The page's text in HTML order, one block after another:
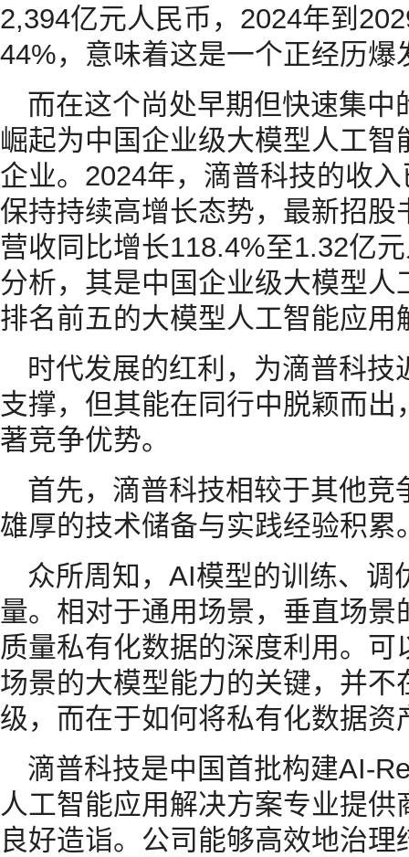
2,394亿元人民币，2024年到
44%，意味着这是一个正经历
而在这个尚处早期但快速集
崛起为中国企业级大模型人工
企业。2024年，滴普科技的收
保持持续高增长态势，最新招
营收同比增长118.4%至1.32亿
分析，其是中国企业级大模型
排名前五的大模型人工智能应用
时代发展的红利，为滴普科
支撑，但其能在同行中脱颖而
著竞争优势。
首先，滴普科技相较于其他
雄厚的技术储备与实践经验积累
众所周知，AI模型的训练、调
量。相对于通用场景，垂直场
质量私有化数据的深度利用。
场景的大模型能力的关键，并
级，而在于如何将私有化数据资
滴普科技是中国首批构建AI-
人工智能应用解决方案专业提
良好造诣。公司能够高效地治